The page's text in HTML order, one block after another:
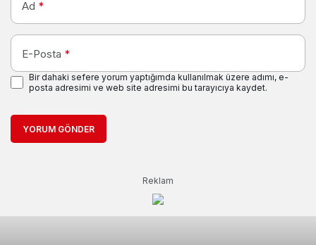
Ad *
E-Posta *
Bir dahaki sefere yorum yaptığımda kullanılmak üzere adımı, e-
posta adresimi ve web site adresimi bu tarayıcıya kaydet.
YORUM GÖNDER
Reklam